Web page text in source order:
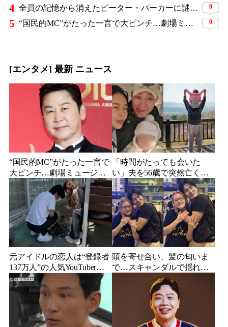
4 全員の記憶から消えたピーター・パーカーに謎の敵と制御不能の新能力…『スパイダーマン：ブランド・ニュー・デイ』に期待爆発 0
5 “国民的MC”がたった一言で大ピンチ…劇場ミュージカルを巡る発言に批判続出、ついに長文で謝罪 0
[エンタメ] 最新 ニュース
“国民的MC”がたった一言で
大ピンチ…劇場ミュージカ
ルを巡る発言に批判続出、
ついに長文で謝罪
「時間がたっても会いた
い」夫を56歳で突然亡くし
た妻…笑顔が父親に似てき
た娘と歩む“その後”
元アイドルの恋人は“登録者
137万人”の人気YouTuberだ
った…同日投稿で明らかに
なった2人の関係
頭を寄せ合い、髪の匂いま
で…スキャンダルで揺れた
人気俳優、ベトナム女性歌
手との親密動画が公開